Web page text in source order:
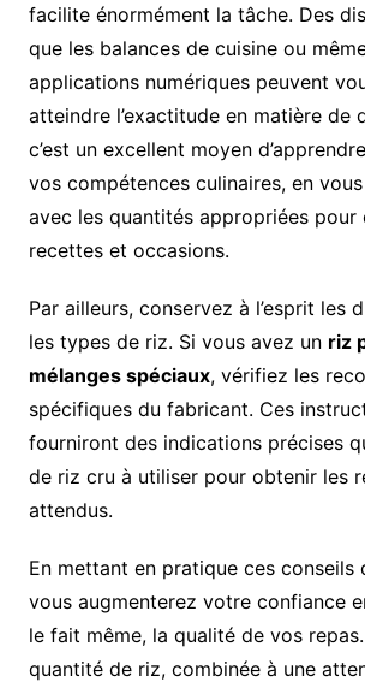
facilite énormément la tâche. Des
que les balances de cuisine ou
applications numériques peuvent
atteindre l’exactitude en matière de
c’est un excellent moyen
vos compétences culinaires, en
avec les quantités appropriées pour
recettes et occasions.
Par ailleurs, conservez à l’esprit les
les types de riz. Si vous avez un riz
mélanges spéciaux, vérifiez les
spécifiques du fabricant. Ces
fourniront des indications précises
de riz cru à utiliser pour obtenir les
attendus.
En mettant en pratique ces conseils
vous augmenterez votre confiance
le fait même, la qualité de vos
quantité de riz, combinée à une